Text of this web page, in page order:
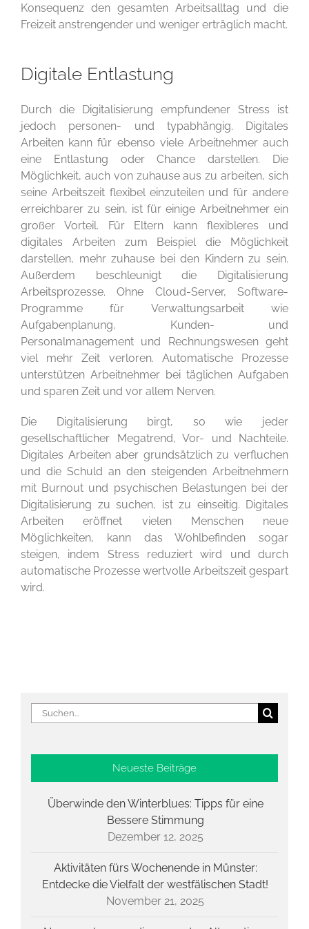
Konsequenz den gesamten Arbeitsalltag und die
Freizeit anstrengender und weniger erträglich macht.
Digitale Entlastung
Durch die Digitalisierung empfundener Stress ist
jedoch personen- und typabhängig. Digitales
Arbeiten kann für ebenso viele Arbeitnehmer auch
eine Entlastung oder Chance darstellen. Die
Möglichkeit, auch von zuhause aus zu arbeiten, sich
seine Arbeitszeit flexibel einzuteilen und für andere
erreichbarer zu sein, ist für einige Arbeitnehmer ein
großer Vorteil. Für Eltern kann flexibleres und
digitales Arbeiten zum Beispiel die Möglichkeit
darstellen, mehr zuhause bei den Kindern zu sein.
Außerdem beschleunigt die Digitalisierung
Arbeitsprozesse. Ohne Cloud-Server, Software-
Programme für Verwaltungsarbeit wie
Aufgabenplanung, Kunden- und
Personalmanagement und Rechnungswesen geht
viel mehr Zeit verloren. Automatische Prozesse
unterstützen Arbeitnehmer bei täglichen Aufgaben
und sparen Zeit und vor allem Nerven.
Die Digitalisierung birgt, so wie jeder
gesellschaftlicher Megatrend, Vor- und Nachteile.
Digitales Arbeiten aber grundsätzlich zu verfluchen
und die Schuld an den steigenden Arbeitnehmern
mit Burnout und psychischen Belastungen bei der
Digitalisierung zu suchen, ist zu einseitig. Digitales
Arbeiten eröffnet vielen Menschen neue
Möglichkeiten, kann das Wohlbefinden sogar
steigen, indem Stress reduziert wird und durch
automatische Prozesse wertvolle Arbeitszeit gespart
wird.
Suche
nach:
Neueste Beiträge
Überwinde den Winterblues: Tipps für eine
Bessere Stimmung
Dezember 12, 2025
Aktivitäten fürs Wochenende in Münster:
Entdecke die Vielfalt der westfälischen Stadt!
November 21, 2025